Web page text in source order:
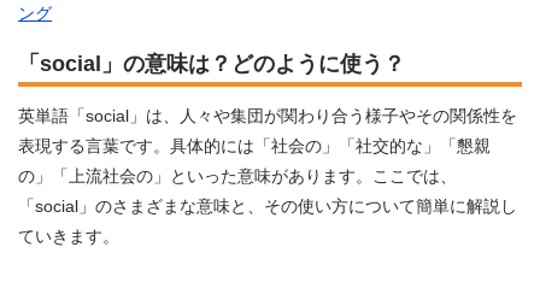
ング
「social」の意味は？どのように使う？
英単語「social」は、人々や集団が関わり合う様子やその関係性を
表現する言葉です。具体的には「社会の」「社交的な」「懇親
の」「上流社会の」といった意味があります。ここでは、
「social」のさまざまな意味と、その使い方について簡単に解説し
ていきます。